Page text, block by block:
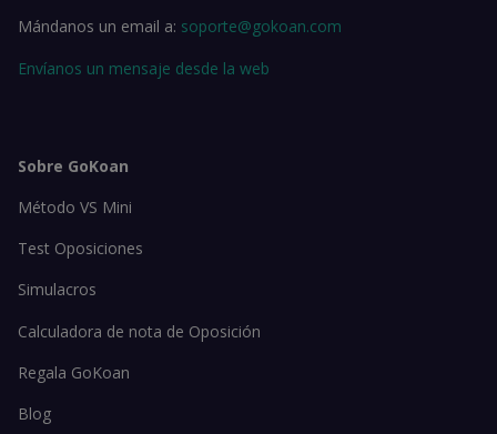
Mándanos un email a: soporte@gokoan.com
Envíanos un mensaje desde la web
Sobre GoKoan
Método VS Mini
Test Oposiciones
Simulacros
Calculadora de nota de Oposición
Regala GoKoan
Blog